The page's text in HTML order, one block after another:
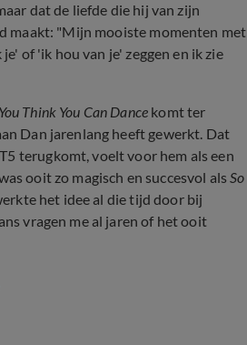
dat de liefde die hij van zijn
maakt: "Mijn mooiste momenten met
of 'ik hou van je' zeggen en ik zie
Think You Can Dance komt ter
Dan jarenlang heeft gewerkt. Dat
terugkomt, voelt voor hem als een
ooit zo magisch en succesvol alsSo
het idee al die tijd door bij
vragen me al jaren of het ooit